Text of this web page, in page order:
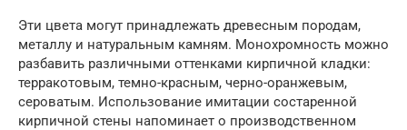
Эти цвета могут принадлежать древесным породам,
металлу и натуральным камням. Монохромность можно
разбавить различными оттенками кирпичной кладки:
терракотовым, темно-красным, черно-оранжевым,
сероватым. Использование имитации состаренной
кирпичной стены напоминает о производственном